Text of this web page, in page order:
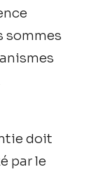
sommes
doit
par le